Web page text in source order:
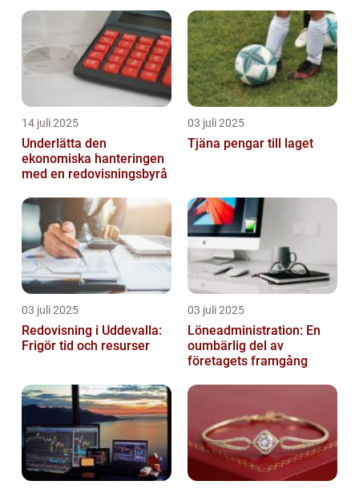
14 juli 2025
Underlätta den
ekonomiska hanteringen
med en redovisningsbyrå
03 juli 2025
Tjäna pengar till laget
03 juli 2025
Redovisning i Uddevalla:
Frigör tid och resurser
03 juli 2025
Löneadministration: En
oumbärlig del av
företagets framgång